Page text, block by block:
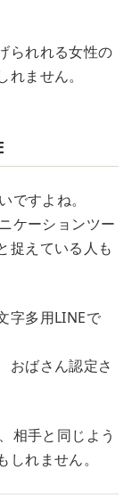
られれる女性の
ません。
ですよね。
ケーションツー
捉えている人も
字多用LINEで
おばさん認定さ
相手と同じよう
れません。